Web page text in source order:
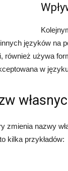
innych języków
używa
w
zmienia nazwy
kilka przykładów: